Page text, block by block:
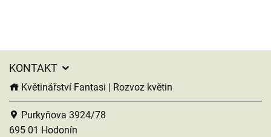
KONTAKT
Květinářství Fantasi | Rozvoz květin
Purkyňova 3924/78
695 01 Hodonín